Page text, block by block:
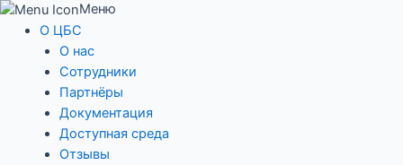
Меню
О ЦБС
О нас
Сотрудники
Партнёры
Документация
Доступная среда
Отзывы